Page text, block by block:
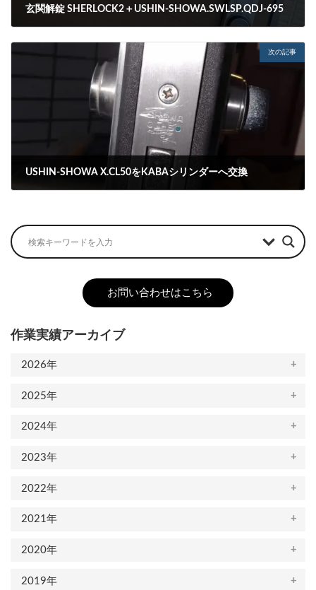
玄関解錠 SHERLOCK2＋USHIN-SHOWA.SWLSP.QDJ-695
次の記事
USHIN-SHOWA X.CL50をKABAシリンダーへ交換
お問い合わせはこちら
作業実績アーカイブ
2026年
2025年
2024年
2023年
2022年
2021年
2020年
2019年